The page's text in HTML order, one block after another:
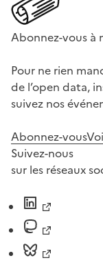
Abonnez-vous
Pour ne rien
de l’open data,
suivez nos
Abonnez-vous
Suivez-nous
sur les réseaux